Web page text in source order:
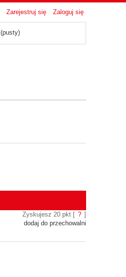
Zarejestruj się Zaloguj się
(pusty)
Zyskujesz 20pkt [ ? ]
dodaj do przechowalni